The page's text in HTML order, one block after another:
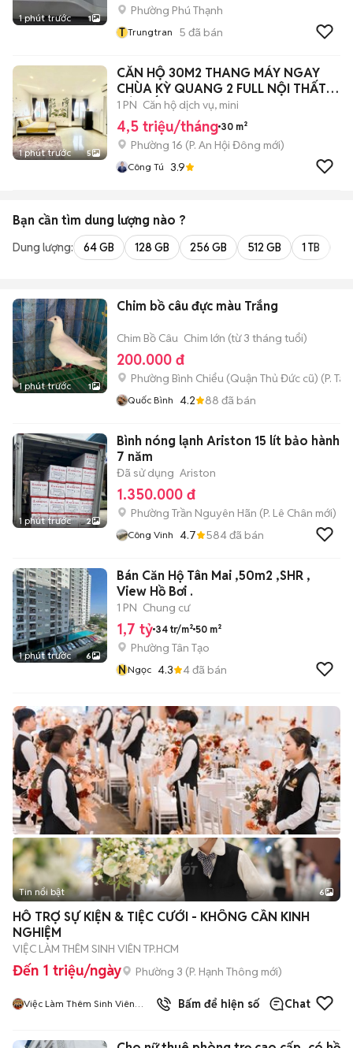
1 phút trước 1
Phường Phú Thạnh
T Trungtran 5 đã bán
1 phút trước 5
CĂN HỘ 30M2 THANG MÁY NGAY
CHÙA KỲ QUANG 2 FULL NỘI THẤT
GÒ VẤP
1 PN Căn hộ dịch vụ, mini
4,5 triệu/tháng 30 m²
Phường 16 (P. An Hội Đông mới)
Công Tú 3.9
Bạn cần tìm dung lượng nào ?
Dung lượng: 64 GB 128 GB 256 GB 512 GB 1 TB
1 phút trước 1
Chim bồ câu đực màu Trắng
Chim Bồ Câu Chim lớn (từ 3 tháng tuổi)
200.000 đ
Phường Bình Chiểu (Quận Thủ Đức cũ) (P.
Quốc Bình 4.2 88 đã bán
1 phút trước 2
Bình nóng lạnh Ariston 15 lít bảo hành
7 năm
Đã sử dụng Ariston
1.350.000 đ
Phường Trần Nguyên Hãn (P. Lê Chân mới)
Công Vinh 4.7 584đã bán
1 phút trước 6
Bán Căn Hộ Tân Mai ,50m2 ,SHR ,
View Hồ Bơi .
1 PN Chung cư
1,7 tỷ 34 tr/m² 50 m²
Phường Tân Tạo
NNgọc 4.3 4đã bán
+2
Tin nổi bật 6
HỖ TRỢ SỰ KIỆN & TIỆC CƯỚI - KHÔNG CẦN KINH
NGHIỆM
VIỆC LÀM THÊM SINH VIÊN TP.HCM
Đến 1 triệu/ngày Phường 3 (P. Hạnh Thông mới)
Việc Làm Thêm Sinh Viên
5đã bán
Bấm để hiện số Chat